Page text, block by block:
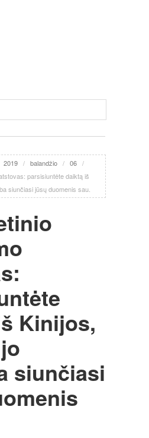
2019 / balandžio / 06 /
parsisiuntėte daiktą iš
siunčiasi jūsų duomenis sau.
Kinijos,
siunčiasi